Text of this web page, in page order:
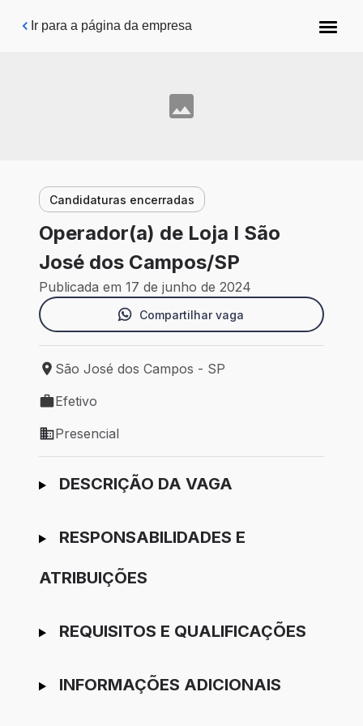
Pular para o conteúdo principal
Ir para a página da empresa
Candidaturas encerradas
Operador(a) de Loja I São
José dos Campos/SP
Publicada em 17 de junho de 2024
Compartilhar vaga
Local de trabalho: São José dos Campos - SP
São José dos Campos - SP
Tipo de vaga: Efetivo
Efetivo
Modelo de trabalho: Presencial
Presencial
Ir para candidatura
DESCRIÇÃO DA VAGA
RESPONSABILIDADES E
ATRIBUIÇÕES
REQUISITOS E QUALIFICAÇÕES
INFORMAÇÕES ADICIONAIS